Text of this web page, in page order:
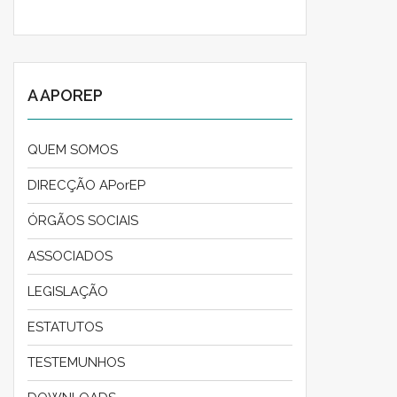
A APOREP
QUEM SOMOS
DIRECÇÃO APorEP
ÓRGÃOS SOCIAIS
ASSOCIADOS
LEGISLAÇÃO
ESTATUTOS
TESTEMUNHOS